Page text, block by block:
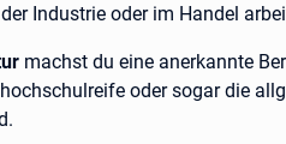
Industrie oder im Handel
machst du eine anerkannte
oder sogar die